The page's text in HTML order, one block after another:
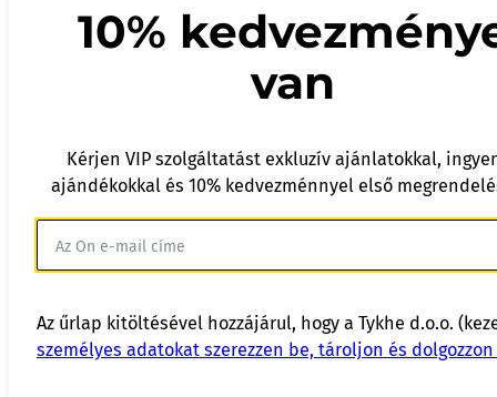
10%
van
Kérjen VIP szolgáltatást exkluzív ajánlatokkal,
ajándékokkal és 10% kedvezménnyel első
Az űrlap kitöltésével hozzájárul, hogy a Tykhe d.o.o.
személyes adatokat szerezzen be, tároljon és